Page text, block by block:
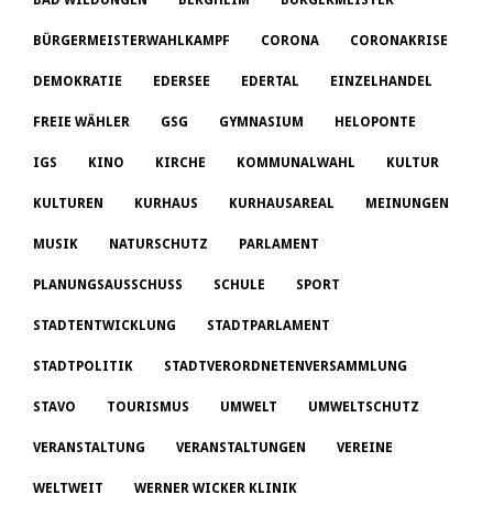
BÜRGERMEISTERWAHLKAMPF CORONA CORONAKRISE
DEMOKRATIE EDERSEE EDERTAL EINZELHANDEL
FREIE WÄHLER GSG GYMNASIUM HELOPONTE
IGS KINO KIRCHE KOMMUNALWAHL KULTUR
KULTUREN KURHAUS KURHAUSAREAL MEINUNGEN
MUSIK NATURSCHUTZ PARLAMENT
PLANUNGSAUSSCHUSS SCHULE SPORT
STADTENTWICKLUNG STADTPARLAMENT
STADTPOLITIK STADTVERORDNETENVERSAMMLUNG
STAVO TOURISMUS UMWELT UMWELTSCHUTZ
VERANSTALTUNG VERANSTALTUNGEN VEREINE
WELTWEIT WERNER WICKER KLINIK